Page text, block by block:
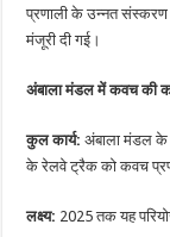
प्रणाली के उन्नत संस्करण
मंजूरी दी गई।
अंबाला मंडल में कवच की
कुल कार्य: अंबाला मंडल के
के रेलवे ट्रैक को कवच
लक्ष्य: 2025 तक यह